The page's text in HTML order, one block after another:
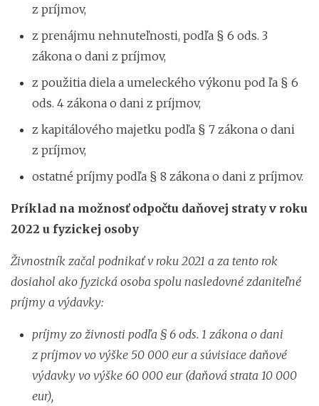
z príjmov,
z prenájmu nehnuteľnosti, podľa § 6 ods. 3
zákona o dani z príjmov,
z použitia diela a umeleckého výkonu pod ľa § 6
ods. 4 zákona o dani z príjmov,
z kapitálového majetku podľa § 7 zákona o dani
z príjmov,
ostatné príjmy podľa § 8 zákona o dani z príjmov.
Príklad na možnosť odpočtu daňovej straty v roku
2022 u fyzickej osoby
Živnostník začal podnikať v roku 2021 a za tento rok
dosiahol ako fyzická osoba spolu nasledovné zdaniteľné
príjmy a výdavky:
príjmy zo živnosti podľa § 6 ods. 1 zákona o dani
z príjmov vo výške 50 000 eur a súvisiace daňové
výdavky vo výške 60 000 eur (daňová strata 10 000
eur),